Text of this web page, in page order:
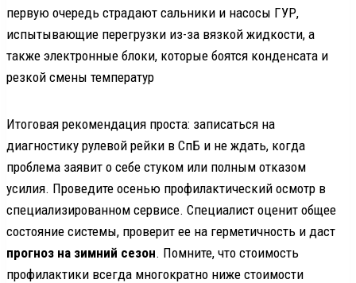
первую очередь страдают сальники и насосы ГУР,
испытывающие перегрузки из-за вязкой жидкости, а
также электронные блоки, которые боятся конденсата и
резкой смены температур
Итоговая рекомендация проста: записаться на
диагностику рулевой рейки в СпБ и не ждать, когда
проблема заявит о себе стуком или полным отказом
усилия. Проведите осенью профилактический осмотр в
специализированном сервисе. Специалист оценит общее
состояние системы, проверит ее на герметичность и даст
прогноз на зимний сезон. Помните, что стоимость
профилактики всегда многократно ниже стоимости